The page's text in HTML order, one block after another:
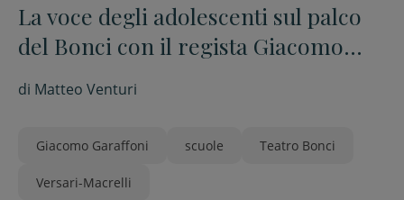
La voce degli adolescenti sul palco
del Bonci con il regista Giacomo
Garaffoni
di Matteo Venturi
Giacomo Garaffoni scuole Teatro Bonci
Versari-Macrelli